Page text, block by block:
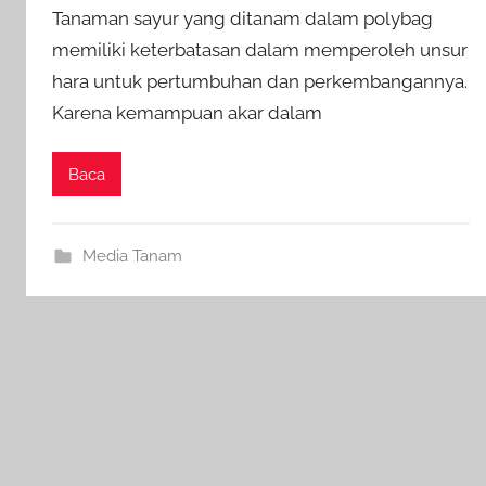
Tanaman sayur yang ditanam dalam polybag
memiliki keterbatasan dalam memperoleh unsur
hara untuk pertumbuhan dan perkembangannya.
Karena kemampuan akar dalam
Baca
Media Tanam